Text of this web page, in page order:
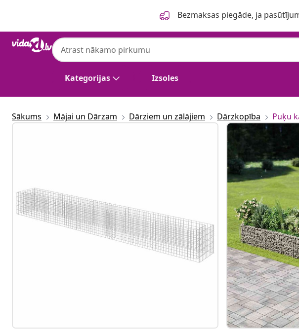
Bezmaksas piegāde, ja
Kategorijas Izsoles
Sākums Mājai un Dārzam Dārziem un zālājiem Dārzkopība Puķu